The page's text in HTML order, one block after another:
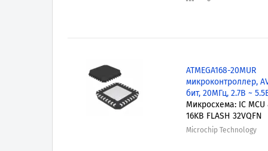
ATMEGA168-20MUR
микроконтроллер,
бит, 20МГц, 2.7В ~
Микросхема: IC MCU
16KB FLASH 32VQFN
Microchip Technology